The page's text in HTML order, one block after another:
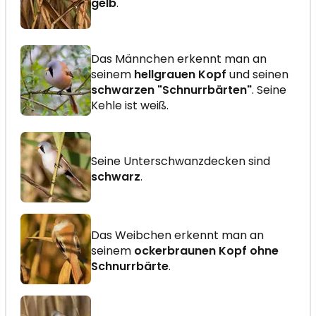
Das Männchen erkennt man an
seinem hellgrauen Kopf und seinen
schwarzen "Schnurrbärten". Seine
Kehle ist weiß.
Seine Unterschwanzdecken sind
schwarz.
Das Weibchen erkennt man an
seinem ockerbraunen Kopf ohne
Schnurrbärte.